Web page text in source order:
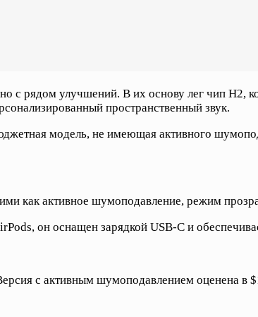
рядом улучшений. В их основу лег чип H2,
пространственный звук.
модель, не имеющая активного
как активное шумоподавление, режим
он оснащен зарядкой USB-C и
с активным шумоподавлением оценена